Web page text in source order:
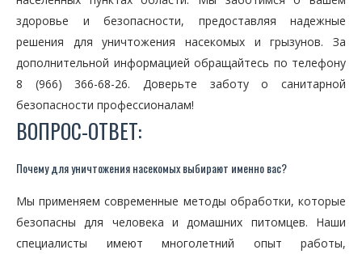
здоровье и безопасности, предоставляя надежные
решения для уничтожения насекомых и грызунов. За
дополнительной информацией обращайтесь по телефону
8 (966) 366-68-26. Доверьте заботу о санитарной
безопасности профессионалам!
ВОПРОС-ОТВЕТ:
Почему для уничтожения насекомых выбирают именно вас?
Мы применяем современные методы обработки, которые
безопасны для человека и домашних питомцев. Наши
специалисты имеют многолетний опыт работы,